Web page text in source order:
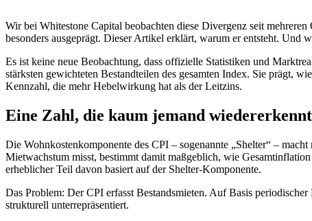
Wir bei Whitestone Capital beobachten diese Divergenz seit
besonders ausgeprägt. Dieser Artikel erklärt, warum er entsteht. Und
Es ist keine neue Beobachtung, dass offizielle Statistiken und
stärksten gewichteten Bestandteilen des gesamten Index. Sie prägt,
Kennzahl, die mehr Hebelwirkung hat als der Leitzins.
Eine Zahl, die kaum jemand wiedererkennt
Die Wohnkostenkomponente des CPI – sogenannte „Shelter“ –
Mietwachstum misst, bestimmt damit maßgeblich, wie
erheblicher Teil davon basiert auf der Shelter-Komponente.
Das Problem: Der CPI erfasst Bestandsmieten. Auf Basis
strukturell unterrepräsentiert.